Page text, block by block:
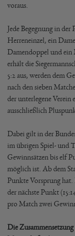
voraus.
Jede Begegnung in
Herreneinzel, ein
Damendoppel und ein
erhält die
5:2 aus, werden dem
nach den sieben
der unterlegene
ausschließlich
Dabei gilt in der
im übrigen Spiel- und
Gewinnsätzen bis elf
möglich ist. Ab dem
Punkte Vorsprung hat.
der nächste Punkt
pro Match zwei
Die